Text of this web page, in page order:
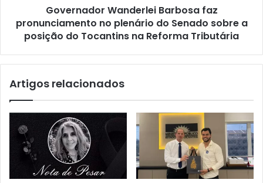
Governador Wanderlei Barbosa faz
pronunciamento no plenário do Senado sobre a
posição do Tocantins na Reforma Tributária
Artigos relacionados